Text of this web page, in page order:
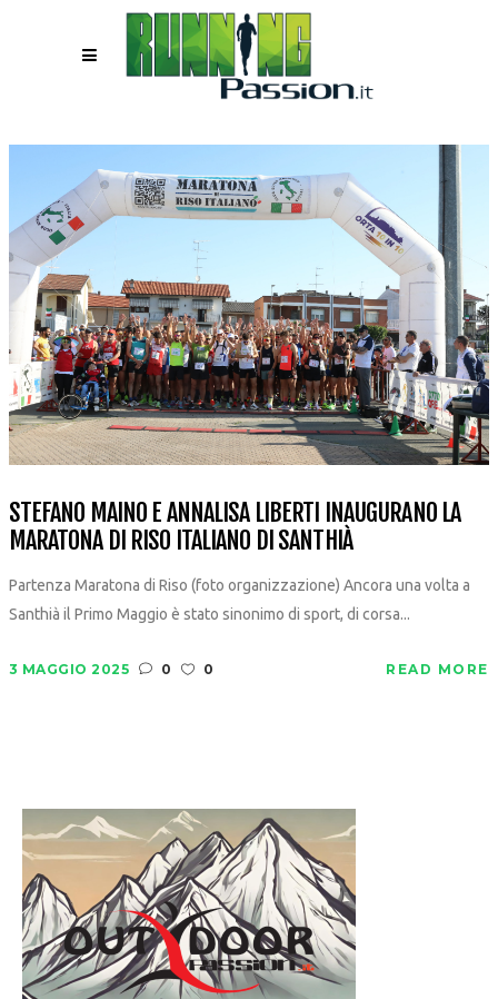
STEFANO MAINO E ANNALISA LIBERTI INAUGURANO LA
MARATONA DI RISO ITALIANO DI SANTHIÀ
Partenza Maratona di Riso (foto organizzazione) Ancora una volta a
Santhià il Primo Maggio è stato sinonimo di sport, di corsa...
3 MAGGIO 2025 0 0 READ MORE